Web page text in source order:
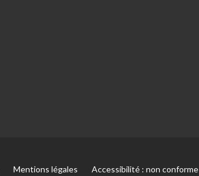
Mentions légales Accessibilité : non conforme